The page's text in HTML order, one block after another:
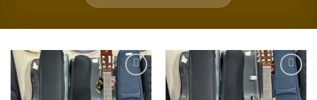
Add to
wishlist
Add to
wishlist